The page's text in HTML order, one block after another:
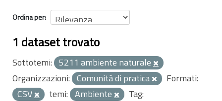
Ordina per
1 dataset trovato
Sottotemi: 5211 ambiente naturale
Organizzazioni: Comunità di pratica
Formati:
CSV
temi: Ambiente
Tag: